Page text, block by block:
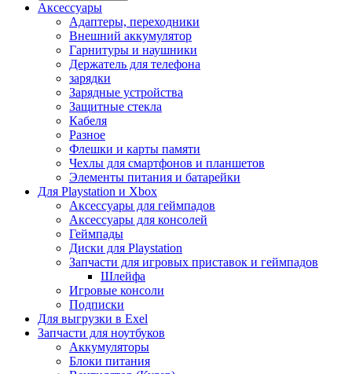
Аксессуары
Адаптеры, переходники
Внешний аккумулятор
Гарнитуры и наушники
Держатель для телефона
зарядки
Зарядные устройства
Защитные стекла
Кабеля
Разное
Флешки и карты памяти
Чехлы для смартфонов и планшетов
Элементы питания и батарейки
Для Playstation и Xbox
Аксессуары для геймпадов
Аксессуары для консолей
Геймпады
Диски для Playstation
Запчасти для игровых приставок и геймпадов
Шлейфа
Игровые консоли
Подписки
Для выгрузки в Exel
Запчасти для ноутбуков
Аккумуляторы
Блоки питания